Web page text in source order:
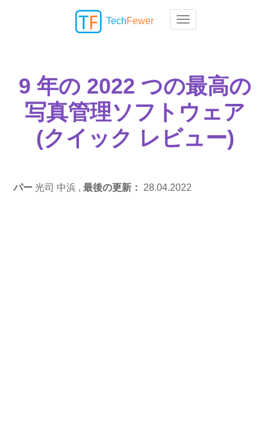
Toggle navigation
TechFewer
9 年の 2022 つの最高の
写真管理ソフトウェア
(クイック レビュー)
パー 光司 中浜 ,最後の更新： 28.04.2022